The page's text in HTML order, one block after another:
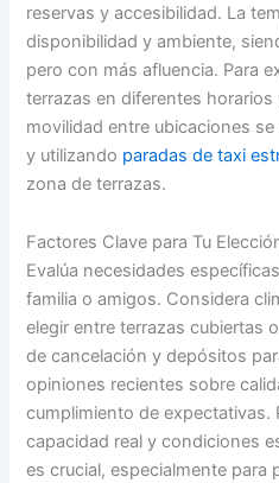
reservas y accesibilidad. La
disponibilidad y ambiente,
pero con más afluencia. Para
terrazas en diferentes horarios
movilidad entre ubicaciones
y utilizando paradas de taxi
zona de terrazas.
Factores Clave para Tu
Evalúa necesidades
familia o amigos. Considera
elegir entre terrazas cubiertas
de cancelación y depósitos
opiniones recientes sobre
cumplimiento de expectativas.
capacidad real y condiciones
es crucial, especialmente para